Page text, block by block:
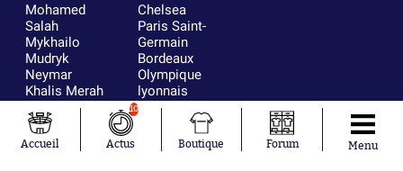
Mohamed
Salah
Mykhailo
Mudryk
Neymar
Khalis Merah
Loïs Openda
Moussa
Niakhaté
Chelsea
Paris Saint-
Germain
Bordeaux
Olympique
lyonnais
FIFA
Real Madrid
RC Strasbourg
AC Milan
Accueil
10
Actus Boutique Forum Menu